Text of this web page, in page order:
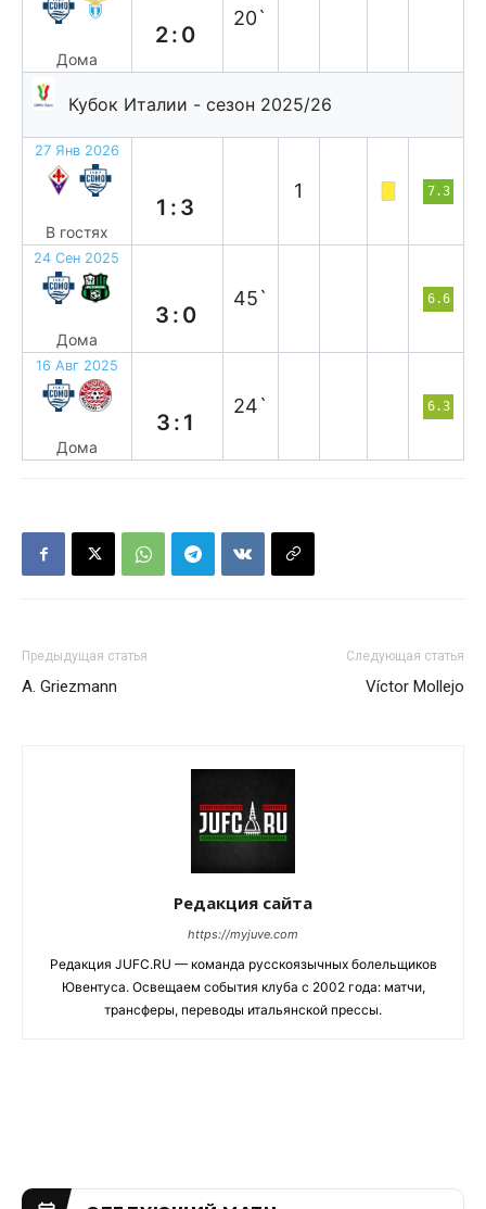
Дома
2:0
20`
Кубок Италии - сезон 2025/26
27 Янв 2026
В гостях
1:3
1 7.3
24 Сен 2025
Дома
3:0
45` 6.6
16 Авг 2025
Дома
3:1
24` 6.3
Предыдущая статья
A. Griezmann
Следующая статья
Víctor Mollejo
Редакция сайта
https://myjuve.com
Редакция JUFC.RU — команда русскоязычных болельщиков
Ювентуса. Освещаем события клуба с 2002 года: матчи,
трансферы, переводы итальянской прессы.